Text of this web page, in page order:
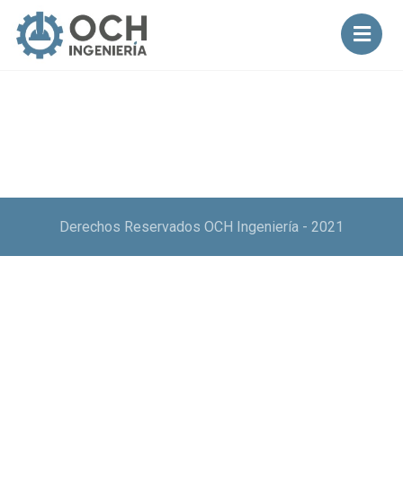
Derechos Reservados OCH Ingeniería - 2021